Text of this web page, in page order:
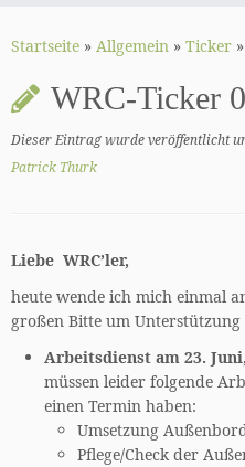
Inhalt
Startseite » Allgemein » Ticker »
WRC-Ticker
Dieser Eintrag wurde veröffentlicht
Patrick Thurk
Liebe WRC’ler,
heute wende ich mich einmal
großen Bitte um Unterstützung
Arbeitsdienst am 23.
müssen leider folgende
einen Termin haben:
Umsetzung
Pflege/Check der